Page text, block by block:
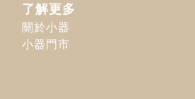
了解更多
關於小器
小器門市